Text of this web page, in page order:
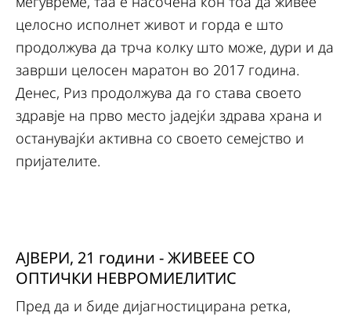
целосно исполнет живот и горда е што
продолжува да трча колку што може, дури и да
заврши целосен маратон во 2017 година.
Денес, Риз продолжува да го става своето
здравје на прво место јадејќи здрава храна и
останувајќи активна со своето семејство и
пријателите.
АЈВЕРИ, 21 години - ЖИВЕЕЕ СО
ОПТИЧКИ НЕВРОМИЕЛИТИС
Пред да и биде дијагностицирана ретка,